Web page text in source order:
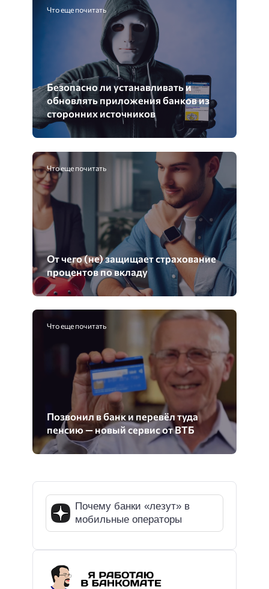
Что еще почитать
Безопасно ли устанавливать и
обновлять приложения банков из
сторонних источников
Что еще почитать
От чего (не) защищает страхование
процентов по вкладу
Что еще почитать
Позвонил в банк и перевёл туда
пенсию — новый сервис от ВТБ
Почему банки «лезут» в
мобильные операторы